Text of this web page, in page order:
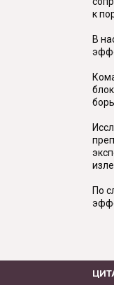
к
В
По